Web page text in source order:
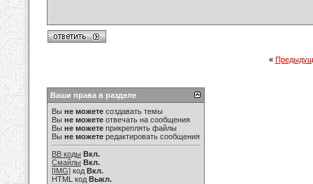
«
Ваши права в разделе
Вы не можете создавать темы
Вы не можете отвечать на сообщения
Вы не можете прикреплять файлы
Вы не можете редактировать сообщения
BB коды Вкл.
Смайлы Вкл.
[IMG] код Вкл.
HTML код Выкл.